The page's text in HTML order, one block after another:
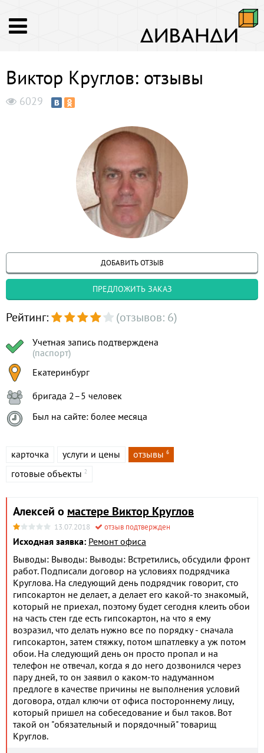
Виктор Круглов: отзывы
6029
ДОБАВИТЬ ОТЗЫВ
ПРЕДЛОЖИТЬ ЗАКАЗ
Рейтинг: (отзывов: 6)
Учетная запись подтверждена
(паспорт)
Екатеринбург
бригада 2–5 человек
Был на сайте: более месяца
карточка услуги и цены отзывы 6
готовые объекты 2
Алексей о мастере Виктор Круглов
13.07.2018 отзыв подтвержден
Исходная заявка: Ремонт офиса
Выводы: Выводы: Выводы: Встретились, обсудили фронт
работ. Подписали договор на условиях подрядчика
Круглова. На следующий день подрядчик говорит, сто
гипсокартон не делает, а делает его какой-то знакомый,
который не приехал, поэтому будет сегодня клеить обои
на часть стен где есть гипсокартон, на что я ему
возразил, что делать нужно все по порядку - сначала
гипсокартон, затем стяжку, потом шпатлевку а уж потом
обои. На следующий день он просто пропал и на
телефон не отвечал, когда я до него дозвонился через
пару дней, то он заявил о каком-то надуманном
предлоге в качестве причины не выполнения условий
договора, отдал ключи от офиса постороннему лицу,
который пришел на собеседование и был таков. Вот
такой он "обязательный и порядочный" товарищ
Круглов.